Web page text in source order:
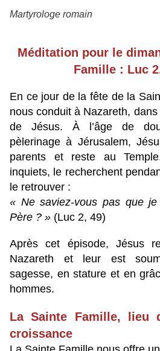
Martyrologe romain
Méditation pour le
Famille : Luc
En ce jour de la fête de la
nous conduit à Nazareth, dans
de Jésus. À l’âge de
pèlerinage à Jérusalem,
parents et reste au
inquiets, le recherchent
le retrouver :
« Ne saviez-vous pas que
Père ? » (Luc 2, 49)
Après cet épisode, Jésus
Nazareth et leur est
sagesse, en stature et en
hommes.
La Sainte Famille, lieu
croissance